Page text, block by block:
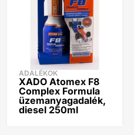
ADALÉKOK
XADO Atomex F8
Complex Formula
üzemanyagadalék,
diesel 250ml